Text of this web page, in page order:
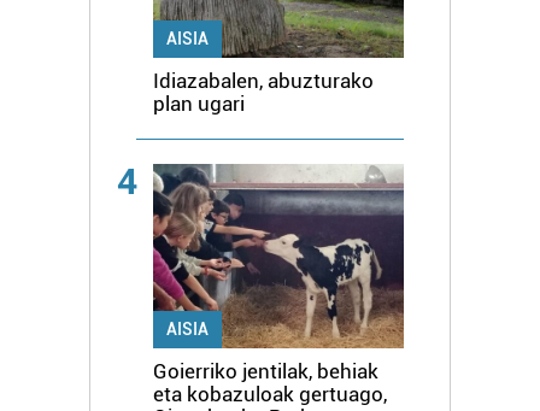
AISIA
Idiazabalen, abuzturako
plan ugari
4
AISIA
Goierriko jentilak, behiak
eta kobazuloak gertuago,